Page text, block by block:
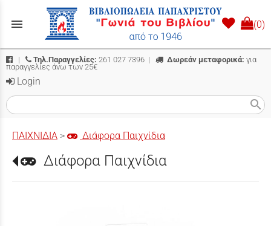
menu (0)
| Τηλ.Παραγγελίες: 261 027 7396 | Δωρεάν μεταφορικά: για
παραγγελίες άνω των 25€
Login
search
ΠΑΙΧΝΙΔΙΑ > Διάφορα Παιχνίδια
Διάφορα Παιχνίδια